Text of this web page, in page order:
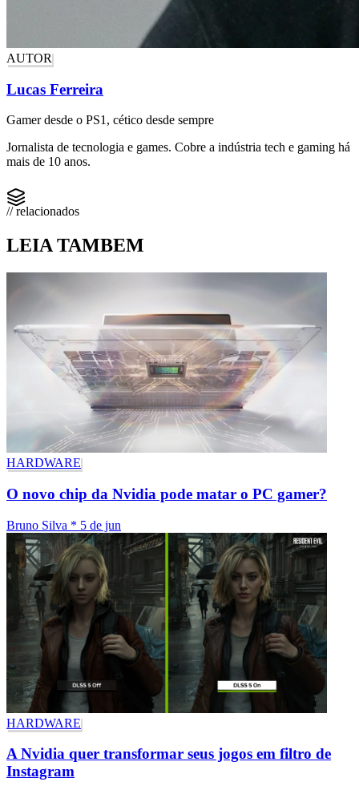
AUTOR
Lucas Ferreira
Gamer desde o PS1, cético desde sempre
Jornalista de tecnologia e games. Cobre a indústria tech e gaming há
mais de 10 anos.
// relacionados
LEIA TAMBEM
HARDWARE
O novo chip da Nvidia pode matar o PC gamer?
Bruno Silva * 5 de jun
HARDWARE
A Nvidia quer transformar seus jogos em filtro de
Instagram